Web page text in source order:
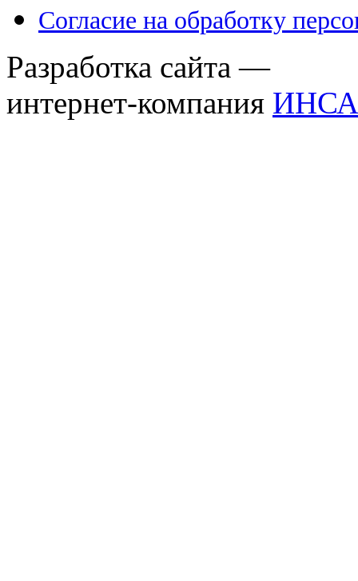
Согласие на обработку
Разработка сайта —
интернет-компания